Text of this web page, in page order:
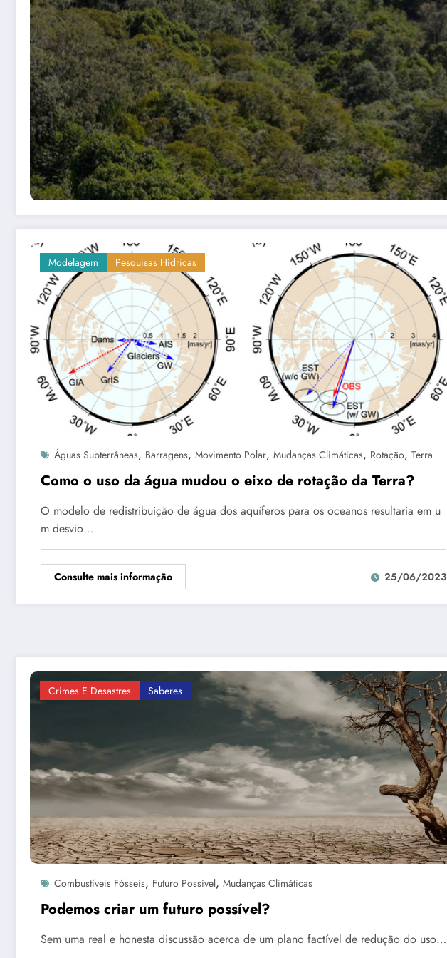
Modelagem Pesquisas Hídricas
Águas Subterrâneas, Barragens, Movimento Polar, Mudanças Climáticas, Rotação, Terra
Como o uso da água mudou o eixo de rotação da Terra?
O modelo de redistribuição de água dos aquíferos para os oceanos resultaria em u
m desvio…
Consulte mais informação 25/06/2023
Crimes E Desastres Saberes
Combustíveis Fósseis, Futuro Possível, Mudanças Climáticas
Podemos criar um futuro possível?
Sem uma real e honesta discussão acerca de um plano factível de redução do uso…